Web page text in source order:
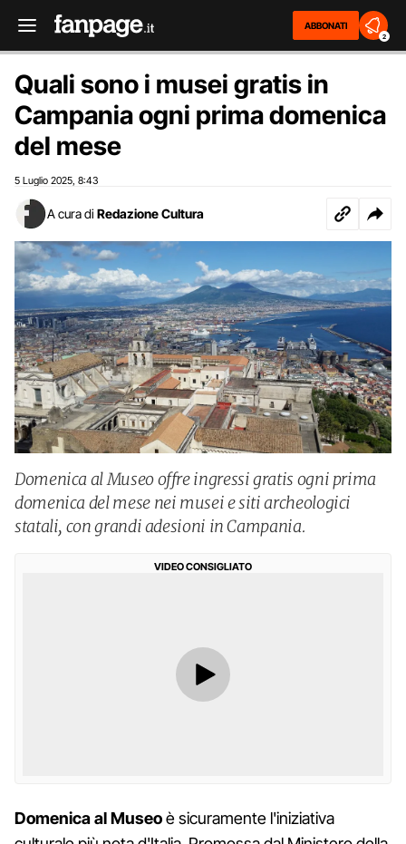
ABBONATI
2
Quali sono i musei gratis in
Campania ogni prima domenica
del mese
5 Luglio 2025 8:43
A cura di Redazione Cultura
Domenica al Museo offre ingressi gratis ogni prima
domenica del mese nei musei e siti archeologici
statali, con grandi adesioni in Campania.
VIDEO CONSIGLIATO
Domenica al Museoè sicuramente l'iniziativa